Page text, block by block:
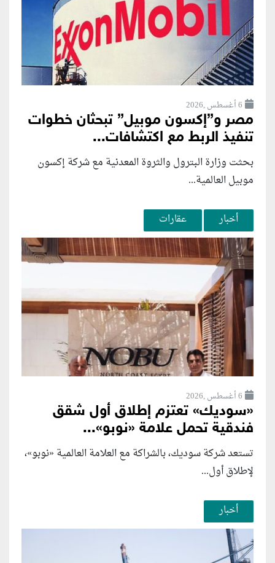
6 أغسطس ,2026
مصر و”إكسون موبيل” تبحثان خطوات
تنفيذ الربط مع اكتشافات...
بحثت وزارة البترول والثروة المعدنية مع شركة إكسون
موبيل العالمية...
أخبار عقارات
6 أغسطس ,2026
«سوديك» تعتزم إطلاق أول شقق
فندقية تحمل علامة «نوبو»...
تستعد شركة سوديك، بالشراكة مع العلامة العالمية «نوبو»،
لإطلاق أول...
أخبار